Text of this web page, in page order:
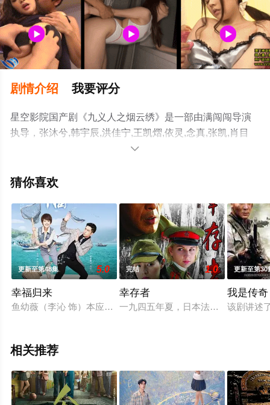
剧情介绍 我要评分
星空影院国产剧《九义人之烟云绣》是一部由满闯闯导演
执导，张沐兮,韩宇辰,洪佳宁,王凯熠,依灵,念真,张凯,肖目
涵,陈佳琪,蓝暄,于磊,王思晗,诗懿,杨凯文,肖东昊,陈润,赵佩
观看高清无删减完整版电视剧全集就上星空电影网，更多
解。

猜你喜欢
更新至第48集 5.0
幸福归来
鱼幼薇（李沁 饰）本应该是含着金汤匙出生的千金大小姐，却
完结 1.0
幸存者
一九四五年夏，日本法西斯面临彻底
更新至第30
我是传奇
该剧讲述
相关推荐